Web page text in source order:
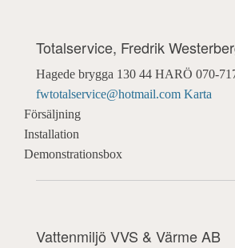
Totalservice, Fredrik
Hagede brygga 130 44 HARÖ 070-
fwtotalservice@hotmail.com Karta
Försäljning
Installation
Demonstrationsbox
Vattenmiljö VVS & Värme AB